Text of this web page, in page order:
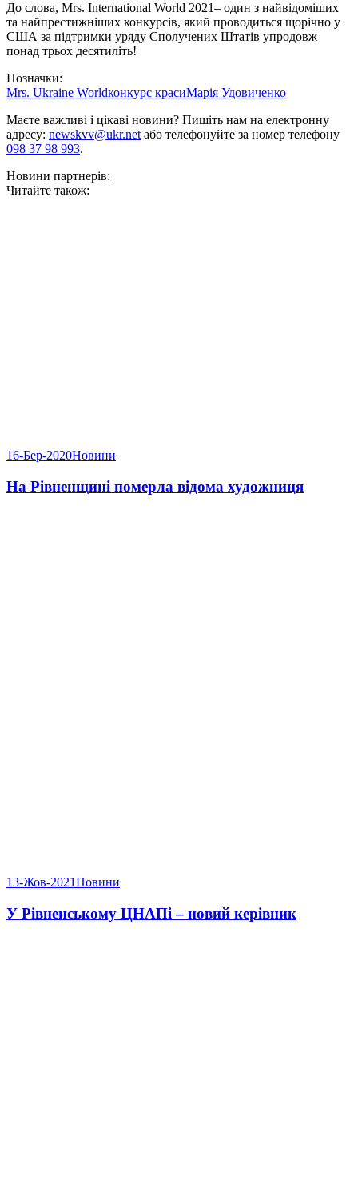
До слова, Mrs. International World 2021– один з найвідоміших
та найпрестижніших конкурсів, який проводиться щорічно у
США за підтримки уряду Сполучених Штатів упродовж
понад трьох десятиліть!
Позначки:
Mrs. Ukraine Worldконкурс красиМарія Удовиченко
Маєте важливі і цікаві новини? Пишіть нам на електронну
адресу: newskvv@ukr.netабо телефонуйте за номер телефону
098 37 98 993.
Новини партнерів:
Читайте також:
16-Бер-2020Новини
На Рівненщині померла відома художниця
13-Жов-2021Новини
У Рівненському ЦНАПі – новий керівник